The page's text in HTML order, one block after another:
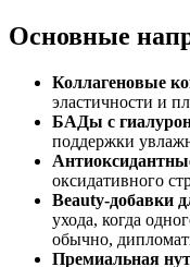
Основные
Коллагеновые
эластичности и
БАДы с
поддержки
оксидативного
Beauty-добавки
ухода, когда
обычно,
Премиальная